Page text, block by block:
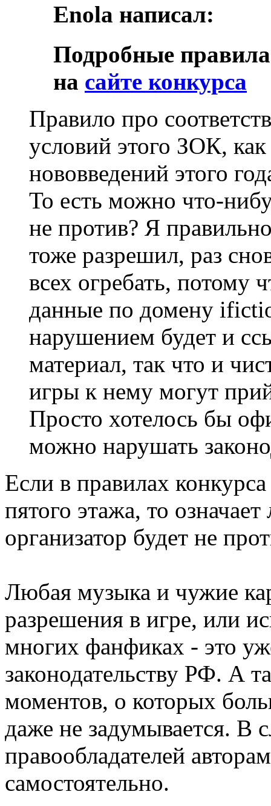
Enola написал:
Подробные
на сайте конкурса
Правило про
условий этого ЗОК,
нововведений этого
То есть можно что-
не против? Я
тоже разрешил, раз
всех огребать, потому
данные по домену
нарушением будет и
материал, так что и
игры к нему могут
Просто хотелось бы
можно нарушать
Если в правилах
пятого этажа, то
организатор будет не
Любая музыка и чужие
разрешения в игре, или
многих фанфиках - это
законодательству РФ. А
моментов, о которых
даже не задумывается. В
правообладателей
самостоятельно.